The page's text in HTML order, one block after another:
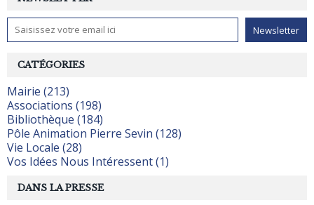
CATÉGORIES
Mairie (213)
Associations (198)
Bibliothèque (184)
Pôle Animation Pierre Sevin (128)
Vie Locale (28)
Vos Idées Nous Intéressent (1)
DANS LA PRESSE